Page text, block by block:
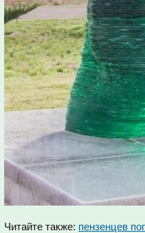
Читайте также: пензенцев